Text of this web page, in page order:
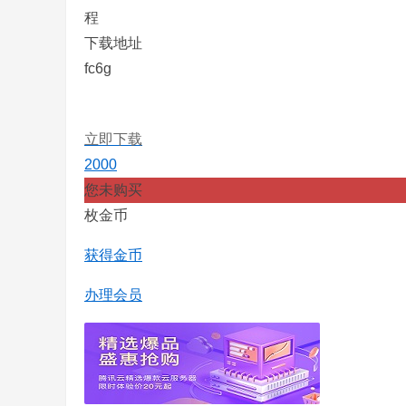
程
下载地址
fc6g
立即下载
2000
您未购买
枚金币
获得金币
办理会员